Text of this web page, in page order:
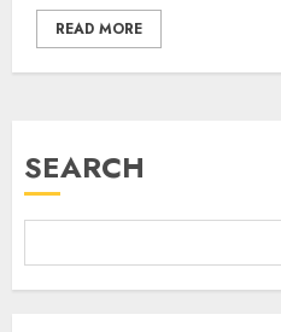
READ MORE
SEARCH